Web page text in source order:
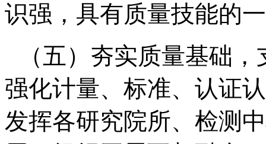
识强，具有质量技能的
（五）夯实质量基础
强化计量、标准、认证
发挥各研究院所、检测